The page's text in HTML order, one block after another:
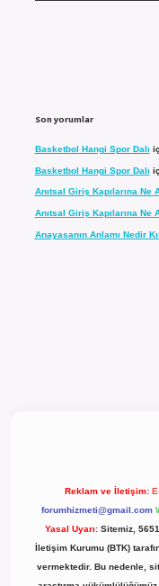
Son yorumlar
Basketbol Hangi Spor Dalı
Basketbol Hangi Spor Dalı
Anıtsal Giriş Kapılarına Ne
Anıtsal Giriş Kapılarına Ne
Anayasanın Anlamı Nedir
Reklam ve İletişim:
forumhizmeti@gmail.com
Yasal Uyarı: Sitemiz,
İletişim Kurumu (BTK)
vermektedir. Bu nedenle,